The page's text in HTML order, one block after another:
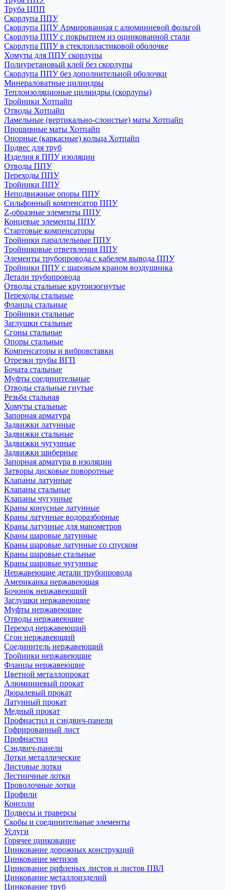
Труба ЦПП
Скорлупа ППУ
Скорлупа ППУ Армированная с алюминиевой фольгой
Скорлупа ППУ с покрытием из оцинкованной стали
Скорлупа ППУ в стеклопластиковой оболочке
Хомуты для ППУ скорлупы
Полиуретановый клей без скорлупы
Скорлупа ППУ без дополнительной оболочки
Минераловатные цилиндры
Теплоизоляционые цилиндры (скорлупы)
Тройники Хотпайп
Отводы Хотпайп
Ламельные (вертикально-слоистые) маты Хотпайп
Прошивные маты Хотпайп
Опорные (каркасные) кольца Хотпайп
Подвес для труб
Изделия в ППУ изоляции
Отводы ППУ
Переходы ППУ
Тройники ППУ
Неподвижные опоры ППУ
Cильфонный компенсатор ППУ
Z-образные элементы ППУ
Концевые элементы ППУ
Стартовые компенсаторы
Тройники параллельные ППУ
Тройниковые ответвления ППУ
Элементы трубопровода с кабелем вывода ППУ
Тройники ППУ с шаровым краном воздушника
Детали трубопровода
Отводы стальные крутоизогнутые
Переходы стальные
Фланцы стальные
Тройники стальные
Заглушки стальные
Сгоны стальные
Опоры стальные
Компенсаторы и вибровставки
Отрезки трубы ВГП
Бочата стальные
Муфты соединительные
Отводы стальные гнутые
Резьба стальная
Хомуты стальные
Запорная арматура
Задвижки латунные
Задвижки стальные
Задвижки чугунные
Задвижки шиберные
Запорная арматура в изоляции
Затворы дисковые поворотные
Клапаны латунные
Клапаны стальные
Клапаны чугунные
Краны конусные латунные
Краны латунные водоразборные
Краны латунные для манометров
Краны шаровые латунные
Краны шаровые латунные со спуском
Краны шаровые стальные
Краны шаровые чугунные
Нержавеющие детали трубопровода
Американка нержавеющая
Бочонок нержавеющий
Заглушки нержавеющие
Муфты нержавеющие
Отводы нержавеющие
Переход нержавеющий
Сгон нержавеющий
Соединитель нержавеющий
Тройники нержавеющие
Фланцы нержавеющие
Цветной металлопрокат
Алюминиевый прокат
Дюралевый прокат
Латунный прокат
Медный прокат
Профнастил и сэндвич-панели
Гофрированный лист
Профнастил
Сэндвич-панели
Лотки металлические
Листовые лотки
Лестничные лотки
Проволочные лотки
Профили
Консоли
Подвесы и траверсы
Скобы и соединительные элементы
Услуги
Горячее цинкование
Цинкование дорожных конструкций
Цинкование метизов
Цинкование рифленых листов и листов ПВЛ
Цинкование металлоизделий
Цинкование труб